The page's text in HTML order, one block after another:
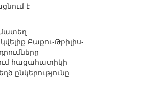
է
Բաքու-Թբիլիս-
հացահատիկի
ընկերությունը